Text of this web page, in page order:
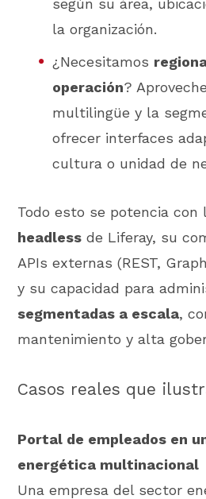
según su área,
la organización.
¿Necesitamos
operación?
multilingüe y la
ofrecer interfaces
cultura o unidad de
Todo esto se potencia con
headless de Liferay, su
APIs externas (REST,
y su capacidad para
segmentadas a escala,
mantenimiento y alta
Casos reales que
Portal de empleados en
energética multinacional
Una empresa del sector